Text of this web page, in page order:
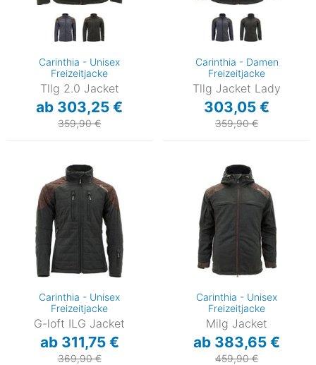
Carinthia - Unisex
Freizeitjacke
Tllg 2.0 Jacket
ab 303,25 €
359,90 €
Carinthia - Damen
Freizeitjacke
Tllg Jacket Lady
303,05 €
359,90 €
Carinthia - Unisex
Freizeitjacke
G-loft ILG Jacket
ab 311,75 €
369,90 €
Carinthia - Unisex
Freizeitjacke
Milg Jacket
ab 383,65 €
459,90 €